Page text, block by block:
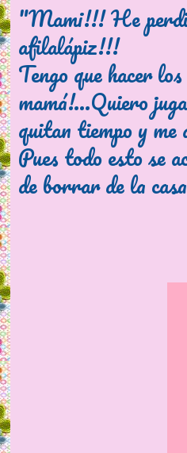
"Mami!!! He
afilalápiz!!!
Tengo que hacer
mamá!...Quiero
quitan tiempo y
Pues todo esto se
de borrar de la